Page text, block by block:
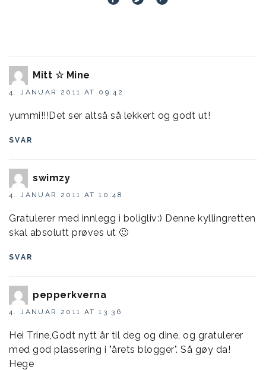
Mitt ☆ Mine
4. JANUAR 2011 AT 09:42
yummi!!!Det ser altså så lekkert og godt ut!
SVAR
swimzy
4. JANUAR 2011 AT 10:48
Gratulerer med innlegg i boligliv:) Denne kyllingretten
skal absolutt prøves ut 🙂
SVAR
pepperkverna
4. JANUAR 2011 AT 13:36
Hei Trine,Godt nytt år til deg og dine, og gratulerer
med god plassering i "årets blogger". Så gøy da!
Hege